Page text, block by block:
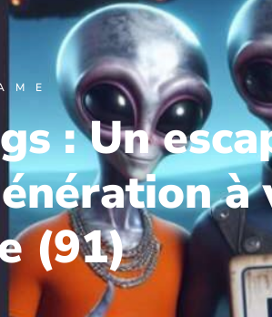
: Un
à
(91)